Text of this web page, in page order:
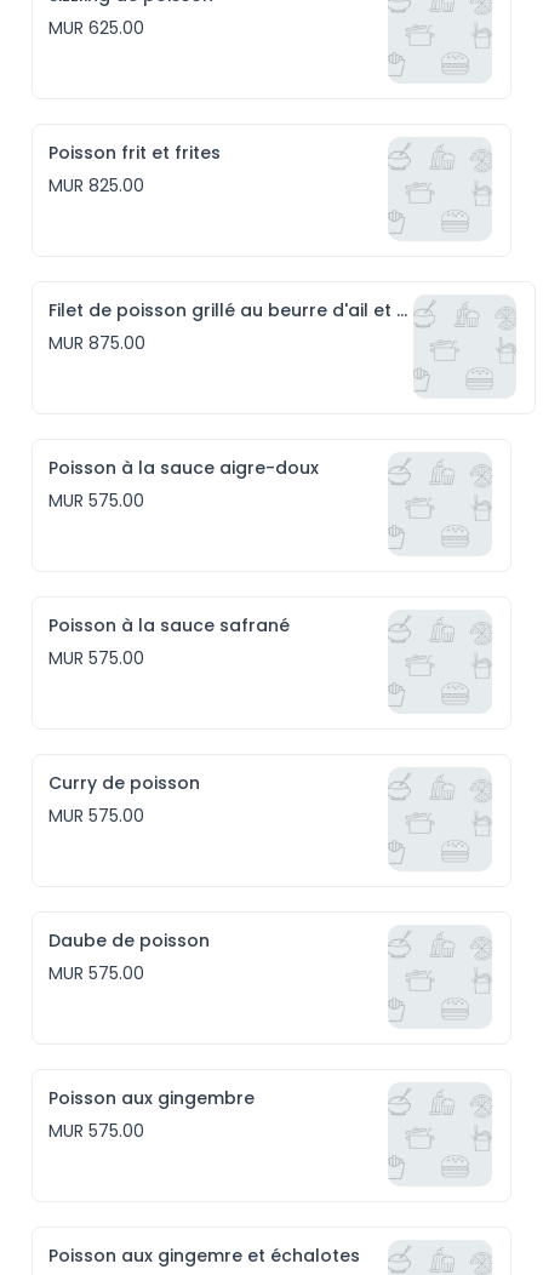
MUR 625.00
Poisson frit et frites
MUR 825.00
Filet de poisson grillé au beurre d'ail et riz persillé
MUR 875.00
Poisson à la sauce aigre-doux
MUR 575.00
Poisson à la sauce safrané
MUR 575.00
Curry de poisson
MUR 575.00
Daube de poisson
MUR 575.00
Poisson aux gingembre
MUR 575.00
Poisson aux gingemre et échalotes